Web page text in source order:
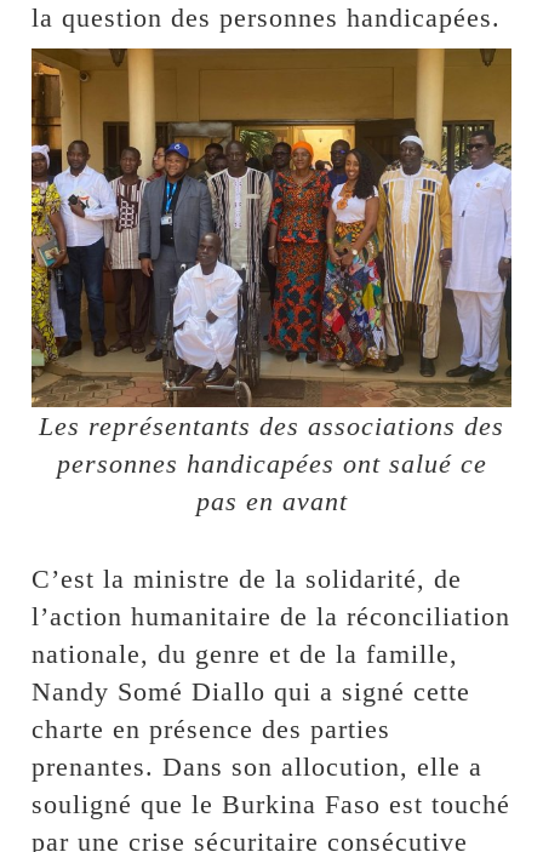
la question des personnes handicapées.
Les représentants des associations des
personnes handicapées ont salué ce
pas en avant
C’est la ministre de la solidarité, de
l’action humanitaire de la réconciliation
nationale, du genre et de la famille,
Nandy Somé Diallo qui a signé cette
charte en présence des parties
prenantes. Dans son allocution, elle a
souligné que le Burkina Faso est touché
par une crise sécuritaire consécutive